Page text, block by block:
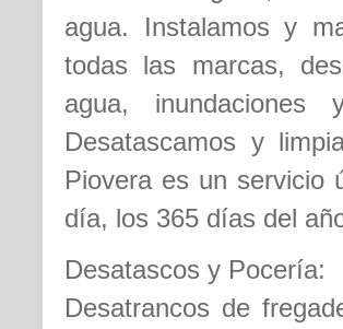
agua. Instalamos y
todas las marcas,
agua,
Desatascamos y
Piovera es un servicio
día, los 365 días del
Desatascos y Pocería:
Desatrancos de